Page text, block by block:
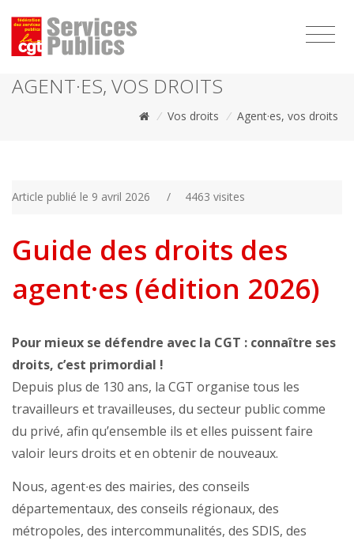
AGENT·ES, VOS DROITS
/ Vos droits / Agent·es, vos droits
Article publié le 9 avril 2026 / 4463 visites
Guide des droits des
agent·es (édition 2026)
Pour mieux se défendre avec la CGT : connaître ses
droits, c’est primordial !
Depuis plus de 130 ans, la CGT organise tous les
travailleurs et travailleuses, du secteur public comme
du privé, afin qu’ensemble ils et elles puissent faire
valoir leurs droits et en obtenir de nouveaux.
Nous, agent∙es des mairies, des conseils
départementaux, des conseils régionaux, des
métropoles, des intercommunalités, des SDIS, des